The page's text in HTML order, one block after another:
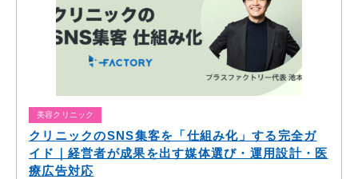
美容クリニック
クリニックのSNS集客を「仕組み化」する完全ガ
イド｜経営者が成果を出す媒体選び・運用設計・医
療広告対応